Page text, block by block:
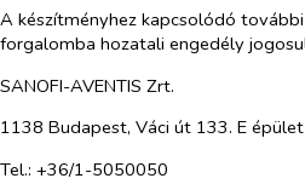
A készítményhez kapcsolódó
forgalomba hozatali engedély
SANOFI-AVENTIS Zrt.
1138 Budapest, Váci út 133. E
Tel.: +36/1-5050050